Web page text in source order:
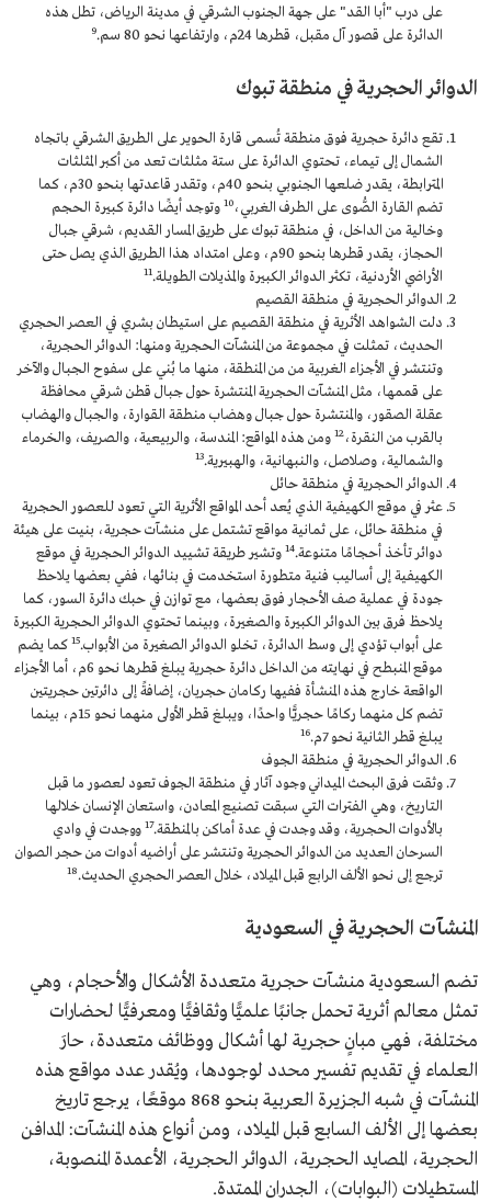
على درب "أبا القد" على جهة الجنوب الشرقي في مدينة الرياض، تطل هذه
الدائرة على قصور آل مقبل، قطرها 24م، وارتفاعها نحو 80 سم.
9
الدوائر الحجرية في منطقة تبوك
تقع دائرة حجرية فوق منطقة تُسمى قارة الحوير على الطريق الشرقي باتجاه
الشمال إلى تيماء، تحتوي الدائرة على ستة مثلثات تعد من أكبر المثلثات
المترابطة، يقدر ضلعها الجنوبي بنحو 40م، وتقدر قاعدتها بنحو 30م، كما
تضم القارة الصُّوى على الطرف الغربي،10 وتوجد أيضًا دائرة كبيرة الحجم
وخالية من الداخل، في منطقة تبوك على طريق المسار القديم، شرقي جبال
الحجاز، يقدر قطرها بنحو 90م، وعلى امتداد هذا الطريق الذي يصل حتى
الأراضي الأردنية، تكثر الدوائر الكبيرة والمذيلات الطويلة.11
الدوائر الحجرية في منطقة القصيم
دلت الشواهد الأثرية في منطقة القصيم على استيطان بشري في العصر الحجري
الحديث، تمثلت في مجموعة من المنشآت الحجرية ومنها: الدوائر الحجرية،
وتنتشر في الأجزاء الغربية من من المنطقة، منها ما بُني على سفوح الجبال والآخر
على قممها، مثل المنشآت الحجرية المنتشرة حول جبال قطن شرقي محافظة
عقلة الصقور، والمنتشرة حول جبال وهضاب منطقة القوارة، والجبال والهضاب
بالقرب من النقرة،12 ومن هذه المواقع: المندسة، والربيعية، والصريف، والخرماء
والشمالية، وصلاصل، والنبهانية، والهبيرية.13
الدوائر الحجرية في منطقة حائل
عثر في موقع الكهيفية الذي يُعد أحد المواقع الأثرية التي تعود للعصور الحجرية
في منطقة حائل، على ثمانية مواقع تشتمل على منشآت حجرية، بنيت على هيئة
دوائر تأخذ أحجامًا متنوعة.14 وتشير طريقة تشييد الدوائر الحجرية في موقع
الكهيفية إلى أساليب فنية متطورة استخدمت في بنائها، ففي بعضها يلاحظ
جودة في عملية صف الأحجار فوق بعضها، مع توازن في حبك دائرة السور، كما
يلاحظ فرق بين الدوائر الكبيرة والصغيرة، وبينما تحتوي الدوائر الحجرية الكبيرة
على أبواب تؤدي إلى وسط الدائرة، تخلو الدوائر الصغيرة من الأبواب.15 كما يضم
موقع المنبطح في نهايته من الداخل دائرة حجرية يبلغ قطرها نحو 6م، أما الأجزاء
الواقعة خارج هذه المنشأة ففيها ركامان حجریان، إضافةً إلى دائرتين حجريتين
تضم كل منهما ركامًا حجريًّا واحدًا، ويبلغ قطر الأولى منهما نحو 15م، بينما
يبلغ قطر الثانية نحو 7م.
16
الدوائر الحجرية في منطقة الجوف
وثقت فرق البحث الميداني وجود آثار في منطقة الجوف تعود لعصور ما قبل
التاريخ، وهي الفترات التي سبقت تصنيع المعادن، واستعان الإنسان خلالها
بالأدوات الحجرية، وقد وجدت في عدة أماكن بالمنطقة.17 ووجدت في وادي
السرحان العديد من الدوائر الحجرية وتنتشر على أراضيه أدوات من حجر الصوان
ترجع إلى نحو الألف الرابع قبل الميلاد، خلال العصر الحجري الحديث.18
المنشآت الحجرية في السعودية
تضم السعودية منشآت حجرية متعددة الأشكال والأحجام، وهي
تمثل معالم أثرية تحمل جانبًا علميًّا وثقافيًّا ومعرفيًّا لحضارات
مختلفة، فهي مبانٍ حجرية لها أشكال ووظائف متعددة، حارَ
العلماء في تقديم تفسير محدد لوجودها، ويُقدر عدد مواقع هذه
المنشآت في شبه الجزيرة العربية بنحو 868 موقعًا، يرجع تاريخ
بعضها إلى الألف السابع قبل الميلاد، ومن أنواع هذه المنشآت: المدافن
الحجرية، المصايد الحجرية، الدوائر الحجرية، الأعمدة المنصوبة،
المستطيلات (البوابات)، الجدران الممتدة.